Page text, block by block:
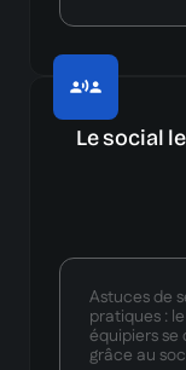
Le social
Astuces de
pratiques :
équipiers se
grâce au